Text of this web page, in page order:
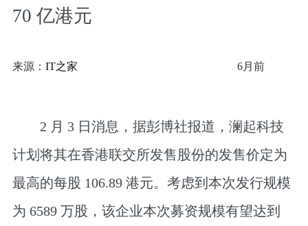
70 亿港元
来源： IT之家 6月前
2 月 3 日消息，据彭博社报道，澜起科技
计划将其在香港联交所发售股份的发售价定为
最高的每股 106.89 港元。考虑到本次发行规模
为 6589 万股，该企业本次募资规模有望达到